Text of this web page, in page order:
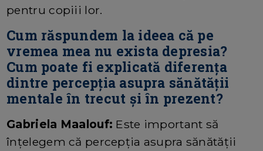
pentru copiii lor.
Cum răspundem la ideea că pe
vremea mea nu exista depresia?
Cum poate fi explicată diferența
dintre percepția asupra sănătății
mentale în trecut și în prezent?
Gabriela Maalouf: Este important să
înțelegem că percepția asupra sănătății